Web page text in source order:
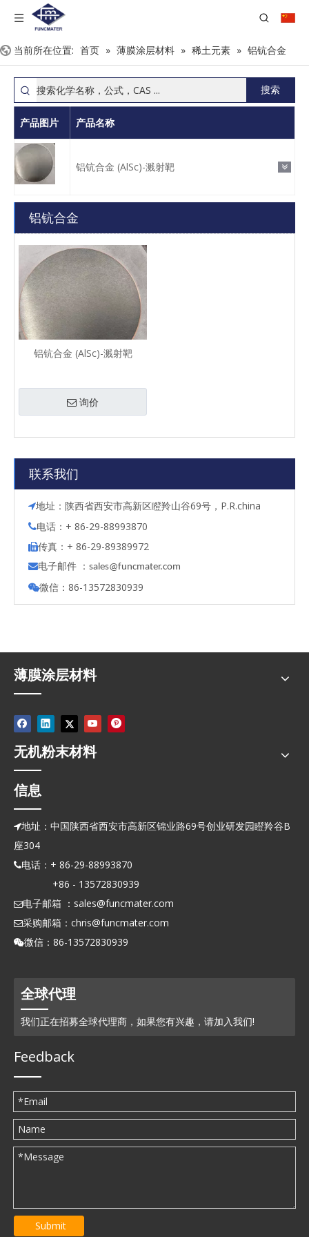
当前所在位置: 首页 » 薄膜涂层材料 » 稀土元素 » 铝钪合金
搜索
产品图片 产品名称
铝钪合金 (AlSc)-溅射靶
铝钪合金
铝钪合金 (AlSc)-溅射靶
询价
联系我们
地址：陕西省西安市高新区瞪羚山谷69号，P.R.china
电话：+ 86-29-88993870
传真：+ 86-29-89389972
电子邮件 ： sales@funcmater.com
微信：86-13572830939
薄膜涂层材料
无机粉末材料
信息
地址：中国陕西省西安市高新区锦业路69号创业研发园瞪羚谷B
座304
电话：+ 86-29-88993870
+86 - 13572830939
电子邮箱 ： sales@funcmater.com
采购邮箱： chris@funcmater.com
微信：86-13572830939
全球代理
我们正在招募全球代理商，如果您有兴趣，请加入我们!
Feedback
Submit